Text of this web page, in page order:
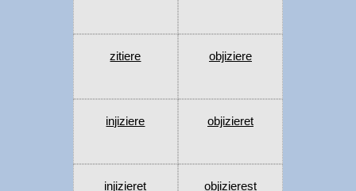
zitiere objiziere
injiziere objizieret
injizieret objizierest